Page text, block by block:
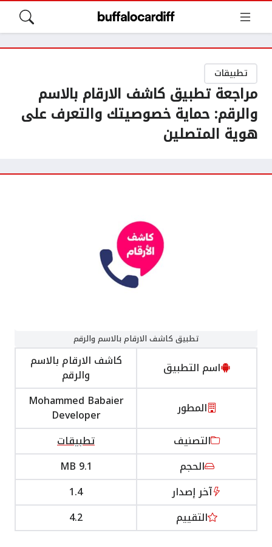
تطبيقات
مراجعة تطبيق كاشف الارقام بالاسم
والرقم: حماية خصوصيتك والتعرف على
هوية المتصلين
تطبيق كاشف الارقام بالاسم والرقم
اسم التطبيق كاشف الارقام بالاسم
والرقم
المطور
Mohammed Babaier
Developer
التصنيف
تطبيقات
الحجم
9.1 MB
آخر إصدار
1.4
التقييم
4.2